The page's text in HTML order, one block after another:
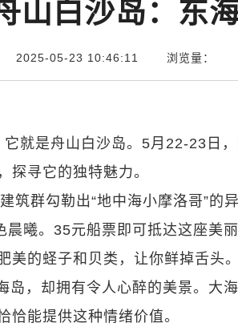
山白沙岛：东
2025-05-23 10:46:11 浏览量：
就是舟山白沙岛。5月22-23日
探寻它的独特魅力。
筑群勾勒出“地中海小摩洛哥”的
晨曦。35元船票即可抵达这座美
的蛏子和贝类，让你鲜掉舌头。
，却拥有令人心醉的美景。大
能提供这种情绪价值。